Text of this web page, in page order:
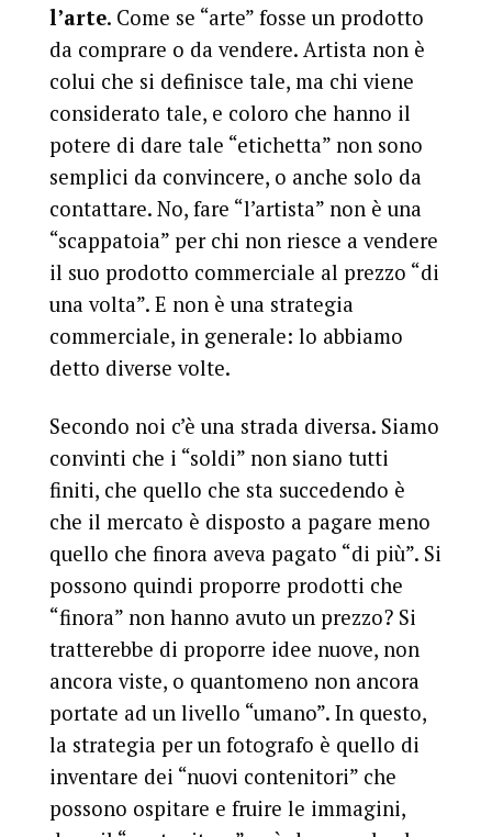
l’arte. Come se “arte” fosse un prodotto
da comprare o da vendere. Artista non è
colui che si definisce tale, ma chi viene
considerato tale, e coloro che hanno il
potere di dare tale “etichetta” non sono
semplici da convincere, o anche solo da
contattare. No, fare “l’artista” non è una
“scappatoia” per chi non riesce a vendere
il suo prodotto commerciale al prezzo “di
una volta”. E non è una strategia
commerciale, in generale: lo abbiamo
detto diverse volte.
Secondo noi c’è una strada diversa. Siamo
convinti che i “soldi” non siano tutti
finiti, che quello che sta succedendo è
che il mercato è disposto a pagare meno
quello che finora aveva pagato “di più”. Si
possono quindi proporre prodotti che
“finora” non hanno avuto un prezzo? Si
tratterebbe di proporre idee nuove, non
ancora viste, o quantomeno non ancora
portate ad un livello “umano”. In questo,
la strategia per un fotografo è quello di
inventare dei “nuovi contenitori” che
possono ospitare e fruire le immagini,